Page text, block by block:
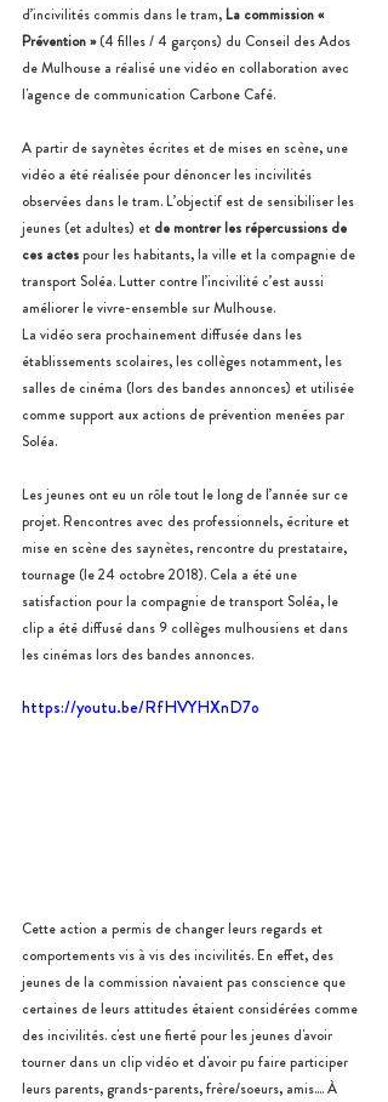
d’incivilités commis dans le tram, La commission «
Prévention » (4 filles / 4 garçons) du Conseil des Ados
de Mulhouse a réalisé une vidéo en collaboration avec
l'agence de communication Carbone Café.
A partir de saynètes écrites et de mises en scène, une
vidéo a été réalisée pour dénoncer les incivilités
observées dans le tram. L’objectif est de sensibiliser les
jeunes (et adultes) et de montrer les répercussions de
ces actes pour les habitants, la ville et la compagnie de
transport Soléa. Lutter contre l’incivilité c’est aussi
améliorer le vivre-ensemble sur Mulhouse.
La vidéo sera prochainement diffusée dans les
établissements scolaires, les collèges notamment, les
salles de cinéma (lors des bandes annonces) et utilisée
comme support aux actions de prévention menées par
Soléa.
Les jeunes ont eu un rôle tout le long de l’année sur ce
projet. Rencontres avec des professionnels, écriture et
mise en scène des saynètes, rencontre du prestataire,
tournage (le 24 octobre 2018). Cela a été une
satisfaction pour la compagnie de transport Soléa, le
clip a été diffusé dans 9 collèges mulhousiens et dans
les cinémas lors des bandes annonces.
https://youtu.be/RfHVYHXnD7o
Cette action a permis de changer leurs regards et
comportements vis à vis des incivilités. En effet, des
jeunes de la commission n'avaient pas conscience que
certaines de leurs attitudes étaient considérées comme
des incivilités. c'est une fierté pour les jeunes d'avoir
tourner dans un clip vidéo et d'avoir pu faire participer
leurs parents, grands-parents, frère/soeurs, amis.... À